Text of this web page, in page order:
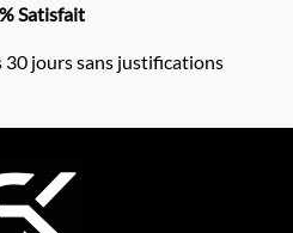
Satisfait
jours sans justifications